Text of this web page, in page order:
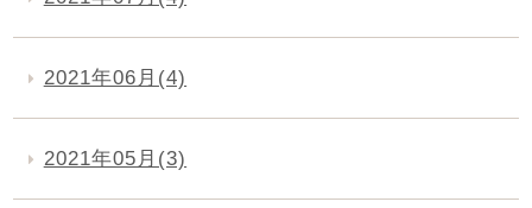
2021年06月(4)
2021年05月(3)